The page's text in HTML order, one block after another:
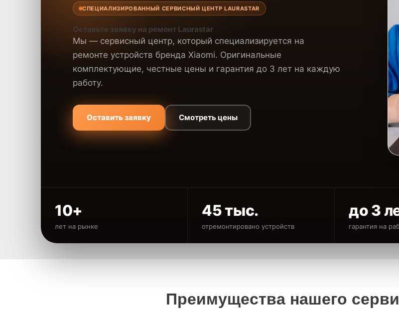
СПЕЦИАЛИЗИРОВАННЫЙ СЕРВИСНЫЙ ЦЕНТР LAURASTAR
Оставьте заявку на ремонт Laurastar
Мы — сервисный центр, который специализируется на
ремонте устройств бренда Xiaomi. Оригинальные
комплектующие, честные цены и гарантия до 3 лет на каждую
работу.
Оставить заявку Смотреть цены
10+
лет на рынке
45 тыс.
отремонтировано устройств
до 3
гарантия на
Преимущества нашего